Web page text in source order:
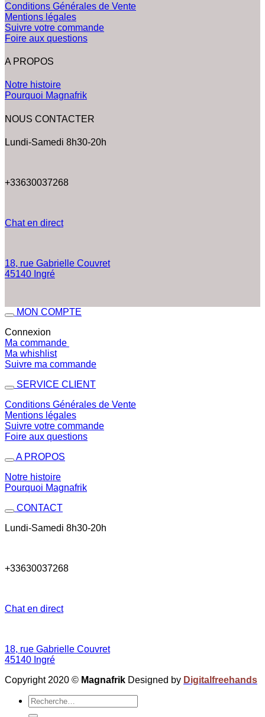
Conditions Générales de Vente
Mentions légales
Suivre votre commande
Foire aux questions
A PROPOS
Notre histoire
Pourquoi Magnafrik
NOUS CONTACTER
Lundi-Samedi 8h30-20h
+33630037268
Chat en direct
18, rue Gabrielle Couvret
45140 Ingré
MON COMPTE
Connexion
Ma commande
Ma whishlist
Suivre ma commande
SERVICE CLIENT
Conditions Générales de Vente
Mentions légales
Suivre votre commande
Foire aux questions
A PROPOS
Notre histoire
Pourquoi Magnafrik
CONTACT
Lundi-Samedi 8h30-20h
+33630037268
Chat en direct
18, rue Gabrielle Couvret
45140 Ingré
Copyright 2020 © Magnafrik Designed by Digitalfreehands
Recherche
pour :